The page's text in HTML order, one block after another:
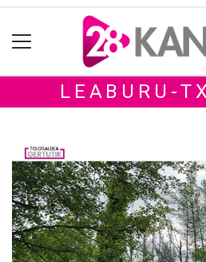
LEABURU-